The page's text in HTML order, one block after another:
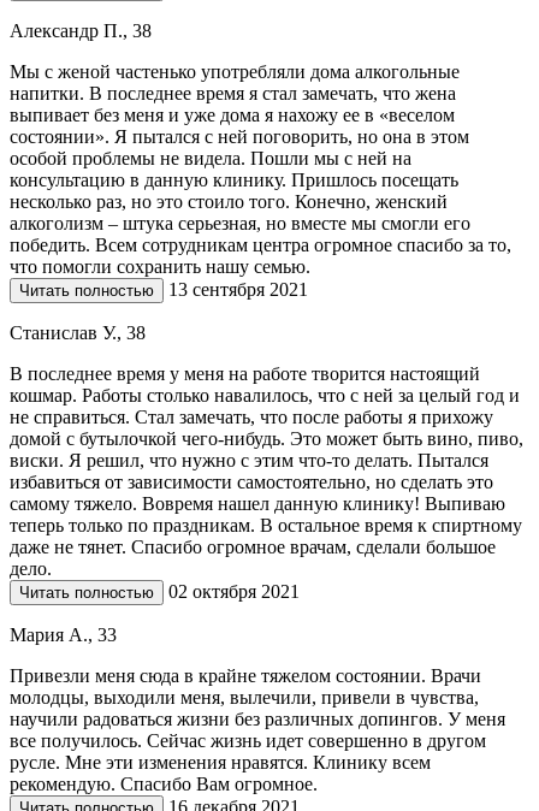
Александр П., 38
Мы с женой частенько употребляли дома алкогольные
напитки. В последнее время я стал замечать, что жена
выпивает без меня и уже дома я нахожу ее в «веселом
состоянии». Я пытался с ней поговорить, но она в этом
особой проблемы не видела. Пошли мы с ней на
консультацию в данную клинику. Пришлось посещать
несколько раз, но это стоило того. Конечно, женский
алкоголизм – штука серьезная, но вместе мы смогли его
победить. Всем сотрудникам центра огромное спасибо за то,
что помогли сохранить нашу семью.
Читать полностью 13 сентября 2021
Станислав У., 38
В последнее время у меня на работе творится настоящий
кошмар. Работы столько навалилось, что с ней за целый год и
не справиться. Стал замечать, что после работы я прихожу
домой с бутылочкой чего-нибудь. Это может быть вино, пиво,
виски. Я решил, что нужно с этим что-то делать. Пытался
избавиться от зависимости самостоятельно, но сделать это
самому тяжело. Вовремя нашел данную клинику! Выпиваю
теперь только по праздникам. В остальное время к спиртному
даже не тянет. Спасибо огромное врачам, сделали большое
дело.
Читать полностью 02 октября 2021
Мария А., 33
Привезли меня сюда в крайне тяжелом состоянии. Врачи
молодцы, выходили меня, вылечили, привели в чувства,
научили радоваться жизни без различных допингов. У меня
все получилось. Сейчас жизнь идет совершенно в другом
русле. Мне эти изменения нравятся. Клинику всем
рекомендую. Спасибо Вам огромное.